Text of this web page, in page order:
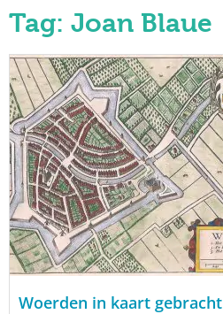
Tag: Joan Blaue
Woerden in kaart gebracht